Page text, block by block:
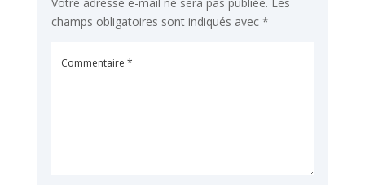
champs obligatoires sont indiqués avec *